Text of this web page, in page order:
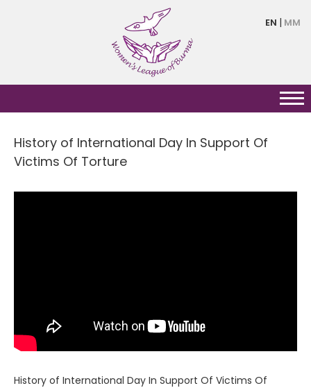
EN MM
History of International Day In Support Of
Victims Of Torture
History of International Day In Support Of Victims Of